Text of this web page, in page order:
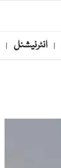
| انٹرنیشنل |